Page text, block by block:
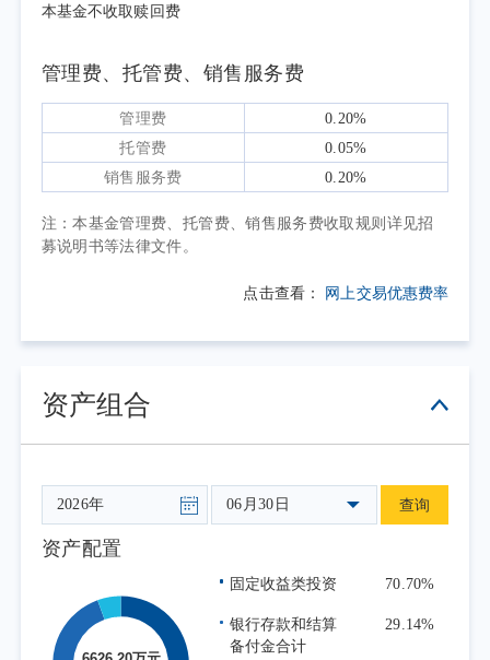
力有所减弱。除此之外，权益市场波动以及地
情。最后，6月初至季末，初期央行流动性回笼
带动资金价格上行，债市随之调整。但在进入
税期后，市场在央行呵护的情况下收益率有所
修复。期间陆家嘴论坛官方表态收窄隔夜利率
走廊，推出新工具，以及预期贷款“降速提
质”或将成为宏观运行的新常态之一，缓解了资
金面的担忧情绪，加之季末隔夜逆回购的启
用，债市多头情绪有所修复。
础上略有增长，持仓品种主要以短期利率债、
期利率债进行较高频率的波段操作，不断增厚
组合业绩。
本基金不收取赎回费
管理费、托管费、销售服务费
管理费
0.20%
托管费
0.05%
销售服务费
0.20%
注：本基金管理费、托管费、销售服务费收取规则详见招
募说明书等法律文件。
点击查看： 网上交易优惠费率
资产组合
06月30日 查询
资产配置
固定收益类投资 70.70%
银行存款和结算
备付金合计
29.14%